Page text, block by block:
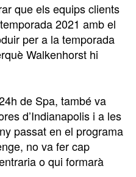
que els equips clients
2021 amb el
per a la temporada
Walkenhorst hi
de Spa, també va
d’Indianapolis i a les
passat en el programa
no va fer cap
o qui formarà